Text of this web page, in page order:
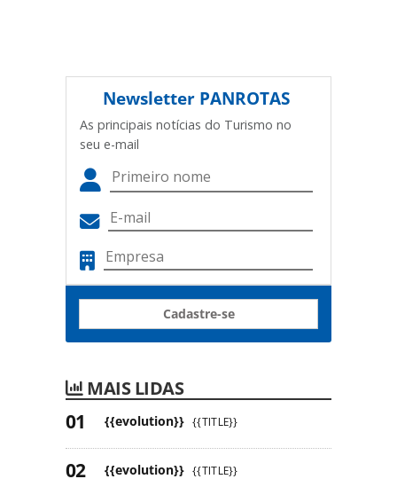
Newsletter PANROTAS
As principais notícias do Turismo no
seu e-mail
Cadastre-se
MAIS LIDAS
{{evolution}} {{TITLE}}
{{evolution}} {{TITLE}}